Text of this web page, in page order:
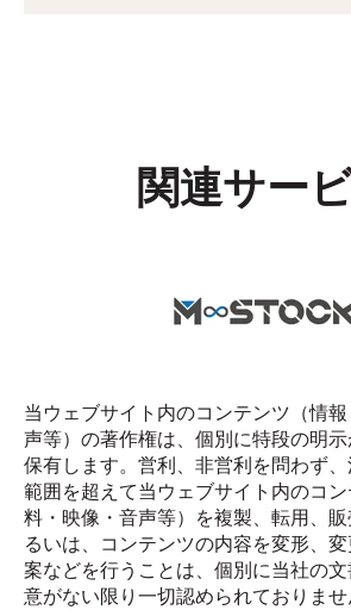
関連サー
当ウェブサイト内のコンテンツ（情
声等）の著作権は、個別に特段の明
保有します。営利、非営利を問わず
範囲を超えて当ウェブサイト内のコ
料・映像・音声等）を複製、転用、
るいは、コンテンツの内容を変形、
案などを行うことは、個別に当社の
意がない限り一切認められておりま